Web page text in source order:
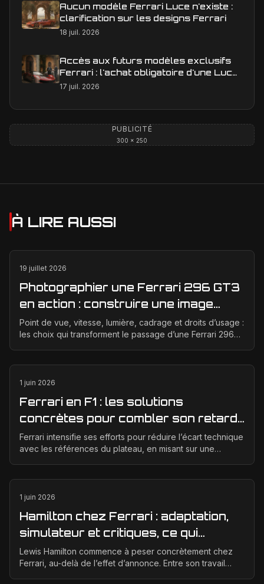
Aucun modèle Ferrari Luce n'existe :
clarification sur les designs Ferrari
18 juil. 2026
Accès aux futurs modèles exclusifs
Ferrari : l'achat obligatoire d'une Luce
est-il une réalité ?
17 juil. 2026
PUBLICITÉ
300 × 250
À LIRE AUSSI
19 juillet 2026
Photographier une Ferrari 296 GT3
en action : construire une image
éditoriale qui raconte la course
Point de vue, vitesse, lumière, cadrage et droits d’usage :
les choix qui transforment le passage d’une Ferrari 296
1 juin 2026
Ferrari en F1 : les solutions
concrètes pour combler son retard
technique en 2026
Ferrari intensifie ses efforts pour réduire l’écart technique
avec les références du plateau, en misant sur une
1 juin 2026
Hamilton chez Ferrari : adaptation,
simulateur et critiques, ce qui
change vraiment pour la Scuderia
Lewis Hamilton commence à peser concrètement chez
Ferrari, au-delà de l’effet d’annonce. Entre son travail